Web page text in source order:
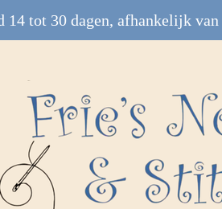
14 tot 30 dagen, afhankelijk van